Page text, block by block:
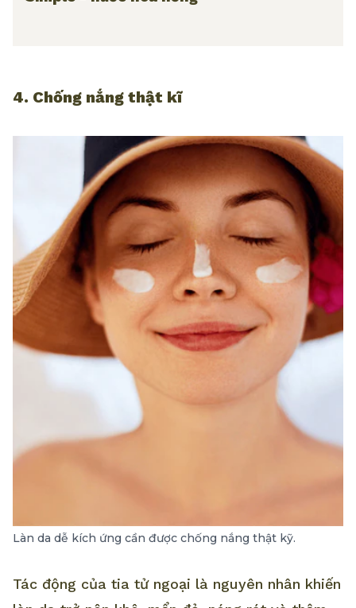
4. Chống nắng thật kĩ
Làn da dễ kích ứng cần được chống nắng thật kỹ.
Tác động của tia tử ngoại là nguyên nhân khiến